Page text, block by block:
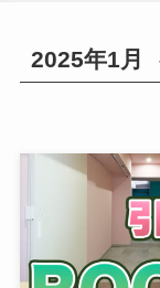
2025年1月